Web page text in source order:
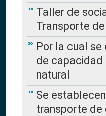
Taller de
Transporte
Por la cual
de capacidad
natural
Se
transporte de